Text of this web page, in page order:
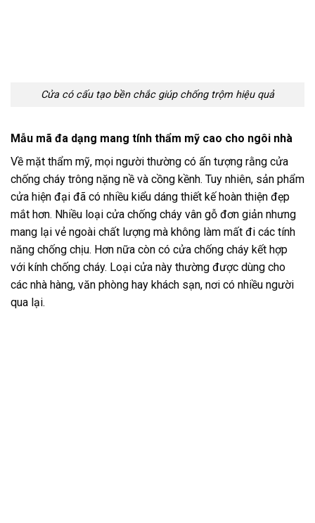
Cửa có cấu tạo bền chắc giúp chống trộm hiệu quả
Mẫu mã đa dạng mang tính thẩm mỹ cao cho ngôi nhà
Về mặt thẩm mỹ, mọi người thường có ấn tượng rằng cửa
chống cháy trông nặng nề và cồng kềnh. Tuy nhiên, sản phẩm
cửa hiện đại đã có nhiều kiểu dáng thiết kế hoàn thiện đẹp
mắt hơn. Nhiều loại cửa chống cháy vân gỗ đơn giản nhưng
mang lại vẻ ngoài chất lượng mà không làm mất đi các tính
năng chống chịu. Hơn nữa còn có cửa chống cháy kết hợp
với kính chống cháy. Loại cửa này thường được dùng cho
các nhà hàng, văn phòng hay khách sạn, nơi có nhiều người
qua lại.